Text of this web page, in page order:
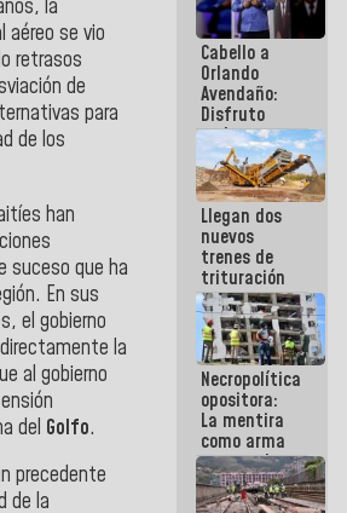
la
aéreo se vio
retrasos
de
para
de los
han
que ha
En sus
el gobierno
la
al gobierno
del Golfo.
precedente
de la
Cabello a
Orlando
Avendaño:
Disfruto
cada vez
que escribes
porque lo
que haces
es
embarrarla
Llegan dos
nuevos
trenes de
trituración
para
optimizar
manejo de
escombros
en La Guaira
Necropolítica
opositora:
La mentira
como arma
contra el
Pueblo